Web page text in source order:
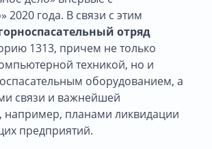
2020 года. В связи с этим
отряд
1313, причем не только
техникой, но и
оборудованием, а
связи и важнейшей
например, планами ликвидации
предприятий.